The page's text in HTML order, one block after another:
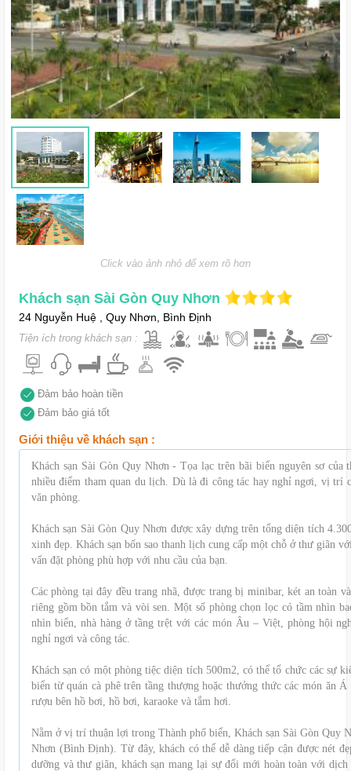
Click vào ảnh nhỏ để xem rõ hơn
Khách sạn Sài Gòn Quy Nhơn
24 Nguyễn Huệ , Quy Nhơn, Bình Định
Tiện ích trong khách sạn :
Đảm bảo hoàn tiền
Đảm bảo giá tốt
Giới thiệu về khách sạn :
Khách sạn Sài Gòn Quy Nhơn - Tọa lạc trên bãi biển nguyên sơ
nhiều điểm tham quan du lịch. Dù là đi công tác hay nghỉ ngơi, vị trí
văn phòng.
Khách sạn Sài Gòn Quy Nhơn được xây dựng trên tổng diện tích
xinh đẹp. Khách sạn bốn sao thanh lịch cung cấp một chỗ ở thư giãn
vấn đặt phòng phù hợp với nhu cầu của bạn.
Các phòng tại đây đều trang nhã, được trang bị minibar, két an toàn
riêng gồm bồn tắm và vòi sen. Một số phòng chọn lọc có tầm nhìn
nhìn biển, nhà hàng ở tầng trệt với các món Âu – Việt, phòng hội
nghỉ ngơi và công tác.
Khách sạn có một phòng tiệc diện tích 500m2, có thể tổ chức các sự
biển từ quán cà phê trên tầng thượng hoặc thưởng thức các món ăn
rượu bên hồ bơi, hồ bơi, karaoke và tắm hơi.
Nằm ở vị trí thuận lợi trong Thành phố biển, Khách sạn Sài Gòn Quy
Nhơn (Bình Định). Từ đây, khách có thể dễ dàng tiếp cận được nét
dưỡng và thư giãn, khách sạn mang lại sự đổi mới hoàn toàn với